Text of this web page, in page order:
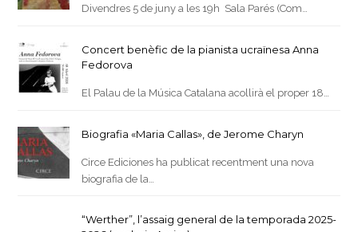
Divendres 5 de juny a les 19h Sala Parés (Com…
Concert benèfic de la pianista ucraïnesa Anna
Fedorova
El Palau de la Música Catalana acollirà el proper 18…
Biografia «Maria Callas», de Jerome Charyn
Circe Ediciones ha publicat recentment una nova
biografia de la…
“Werther”, l’assaig general de la temporada 2025-